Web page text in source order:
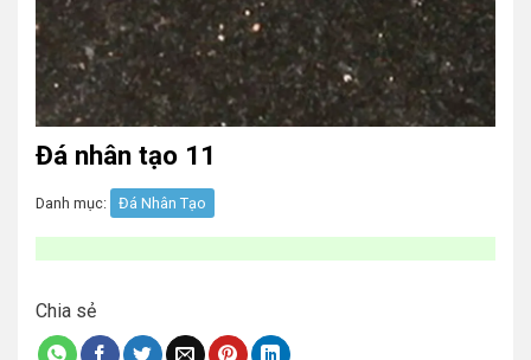
Đá nhân tạo 11
Danh mục: Đá Nhân Tạo
Chia sẻ